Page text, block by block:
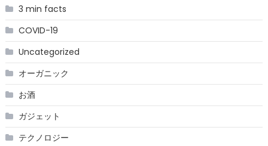
3 min facts
COVID-19
Uncategorized
オーガニック
お酒
ガジェット
テクノロジー